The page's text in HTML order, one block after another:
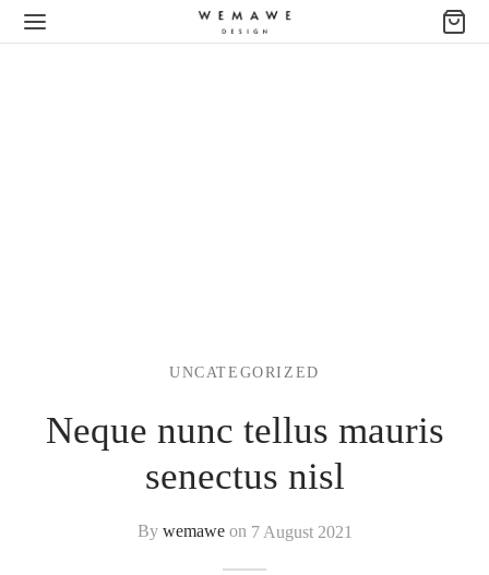
UNCATEGORIZED
Neque nunc tellus mauris
senectus nisl
By wemaweon 7 August 2021